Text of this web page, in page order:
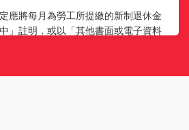
應將每月為勞工所提繳的新制退休金
」註明，或以「其他書面或電子資料